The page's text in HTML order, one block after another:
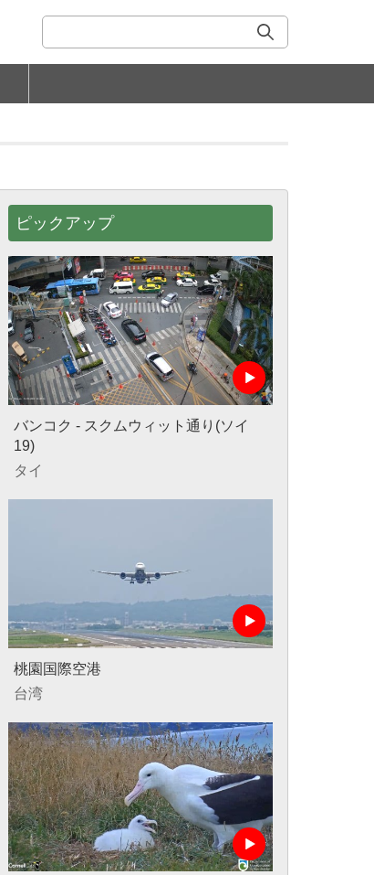
ピックアップ
バンコク - スクムウィット通り(ソイ
19)
タイ
桃園国際空港
台湾